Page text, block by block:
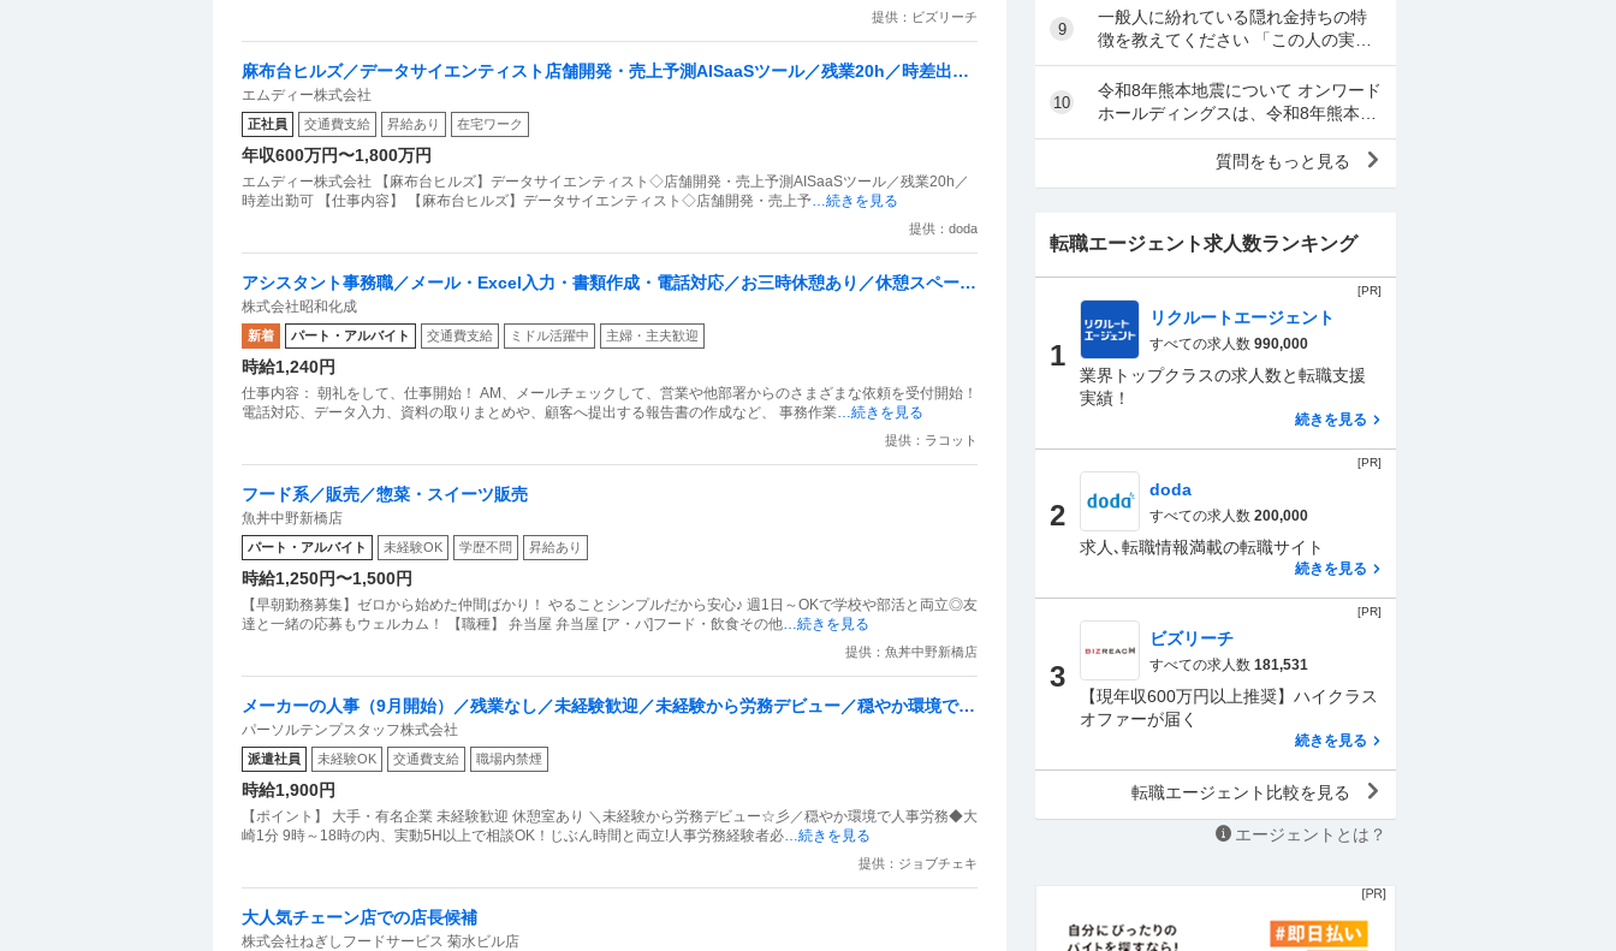
提供：ビズリーチ
麻布台ヒルズ／データサイエンティスト店舗開発・売上予測AISaaSツール／残業20h／時差出勤
可
エムディー株式会社
正社員 交通費支給 昇給あり 在宅ワーク
年収600万円〜1,800万円
エムディー株式会社 【麻布台ヒルズ】データサイエンティスト◇店舗開発・売上予測AISaaSツール／残業20h／
時差出勤可 【仕事内容】 【麻布台ヒルズ】データサイエンティスト◇店舗開発・売上予…続きを見る
提供：doda
アシスタント事務職／メール・Excel入力・書類作成・電話対応／お三時休憩あり／休憩スペース
あり／正社員登用あり／週４日～可
株式会社昭和化成
新着 パート・アルバイト 交通費支給 ミドル活躍中 主婦・主夫歓迎
時給1,240円
仕事内容： 朝礼をして、仕事開始！ AM、メールチェックして、営業や他部署からのさまざまな依頼を受付開始！
電話対応、データ入力、資料の取りまとめや、顧客へ提出する報告書の作成など、 事務作業…続きを見る
提供：ラコット
フード系／販売／惣菜・スイーツ販売
魚丼中野新橋店
パート・アルバイト 未経験OK 学歴不問 昇給あり
時給1,250円〜1,500円
【早朝勤務募集】ゼロから始めた仲間ばかり！ やることシンプルだから安心♪ 週1日～OKで学校や部活と両立◎友
達と一緒の応募もウェルカム！ 【職種】 弁当屋 弁当屋 [ア・パ]フード・飲食その他…続きを見る
提供：魚丼中野新橋店
メーカーの人事（9月開始）／残業なし／未経験歓迎／未経験から労務デビュー／穏やか環境で人
事労務大崎1分
パーソルテンプスタッフ株式会社
派遣社員 未経験OK 交通費支給 職場内禁煙
時給1,900円
【ポイント】 大手・有名企業 未経験歓迎 休憩室あり ＼未経験から労務デビュー☆彡／穏やか環境で人事労務◆大
崎1分 9時～18時の内、実動5H以上で相談OK！じぶん時間と両立!人事労務経験者必…続きを見る
提供：ジョブチェキ
大人気チェーン店での店長候補
株式会社ねぎしフードサービス 菊水ビル店
という最近の風潮に反対です。た
だ、橋本愛からすれば良い気...
9
一般人に紛れている隠れ金持ちの特
徴を教えてください 「この人の実家
はかなり金持ちでかなり裕福な隠れ
お嬢さまなんだな」とわかる特徴を
教えてください 私の...
10
令和8年熊本地震について オンワード
ホールディングスは、令和8年熊本自
身で、大震災の余波の可能性が高い
中、従業員に売上金の確保（金庫へ
質問をもっと見る
転職エージェント求人数ランキング
[PR]
1
リクルートエージェント
すべての求人数 990,000
業界トップクラスの求人数と転職支援
実績！
続きを見る
[PR]
2
doda
すべての求人数 200,000
求人､転職情報満載の転職サイト
続きを見る
[PR]
3
ビズリーチ
すべての求人数 181,531
【現年収600万円以上推奨】ハイクラス
オファーが届く
続きを見る
転職エージェント比較を見る
エージェントとは？